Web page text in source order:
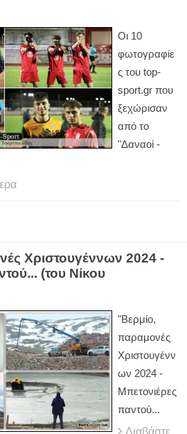
Οι 10
φωτογραφίε
ς του top-
sport.gr που
ξεχώρισαν
από το
"Δαναοί -
Χριστουγέννων 2024 -
(του Νίκου
"Βερμίο,
παραμονές
Χριστουγένν
ων 2024 -
Μπετονιέρες
παντού...
Διαβάστε